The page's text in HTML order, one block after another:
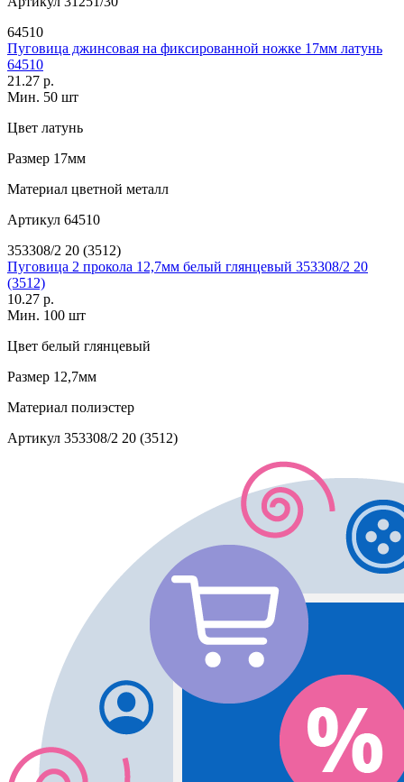
64510
Пуговица джинсовая на фиксированной ножке 17мм латунь
64510
21.27 р.
Мин. 50 шт
Цвет латунь
Размер 17мм
Материал цветной металл
Артикул 64510
353308/2 20 (3512)
Пуговица 2 прокола 12,7мм белый глянцевый 353308/2 20
(3512)
10.27 р.
Мин. 100 шт
Цвет белый глянцевый
Размер 12,7мм
Материал полиэстер
Артикул 353308/2 20 (3512)